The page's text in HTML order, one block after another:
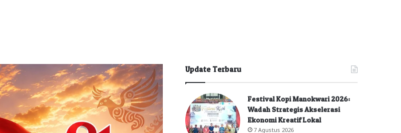
Update Terbaru
Festival Kopi Manokwari 2026:
Wadah Strategis Akselerasi
Ekonomi Kreatif Lokal
7 Agustus 2026